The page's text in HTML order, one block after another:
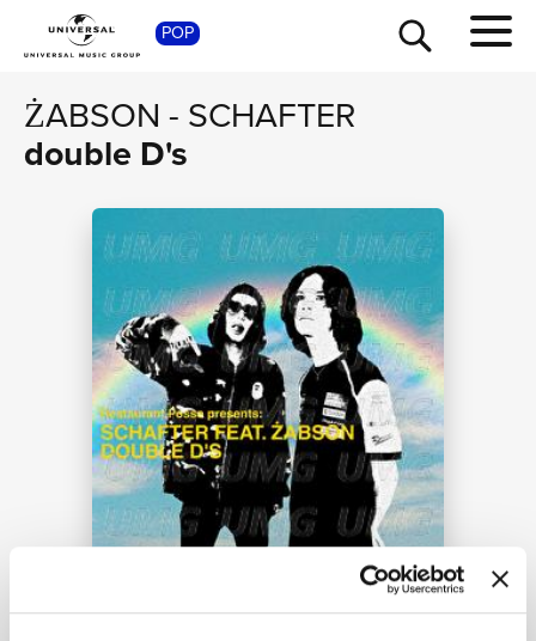
POP
ŻABSON - SCHAFTER
double D's
SHOP
TOUR NEWS
RICERCA